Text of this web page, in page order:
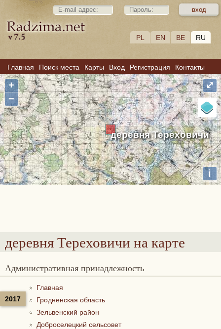
PL EN BE RU
Главная Поиск места Карты Вход Регистрация Контакты
деревня Тереховичи
+
−
i
⤢
деревня Тереховичи на карте
Административная принадлежность
2017
Главная
Гродненская область
Зельвенский район
Доброселецкий сельсовет